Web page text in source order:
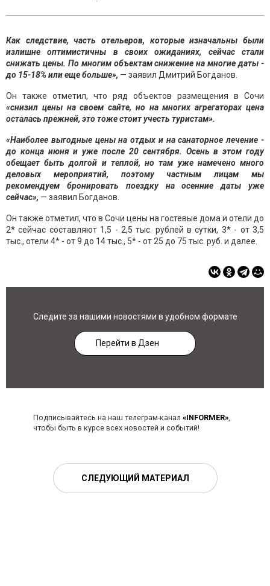
Как следствие, часть отельеров, которые изначальны были
излишне оптимистичны в своих ожиданиях, сейчас стали
снижать цены. По многим объектам снижение на многие даты -
до 15-18% или еще больше», — заявил Дмитрий Богданов.
Он также отметил, что ряд объектов размещения в Сочи
«снизил цены на своем сайте, но на многих агрегаторах цена
осталась прежней, это тоже стоит учесть туристам».
«Наиболее выгодные цены на отдых и на санаторное лечение -
до конца июня и уже после 20 сентября. Осень в этом году
обещает быть долгой и теплой, но там уже намечено много
деловых мероприятий, поэтому частным лицам мы
рекомендуем бронировать поездку на осенние даты уже
сейчас», — заявил Богданов.
Он также отметил, что в Сочи цены на гостевые дома и отели до
2* сейчас составляют 1,5 - 2,5 тыс. рублей в сутки, 3* - от 3,5
тыс., отели 4* - от 9 до 14 тыс., 5* - от 25 до 75 тыс. руб. и далее.
Следите за нашими новостями в удобном формате
Перейти в Дзен
Подписывайтесь на наш телеграм-канал «INFORMER»,
чтобы быть в курсе всех новостей и событий!
СЛЕДУЮЩИЙ МАТЕРИАЛ